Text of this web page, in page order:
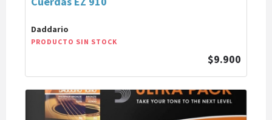
Daddario
PRODUCTO SIN STOCK
$9.900